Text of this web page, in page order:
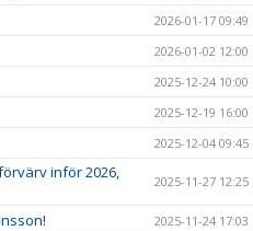
2026-01-17 09:49
2026-01-02 12:00
2025-12-24 10:00
2025-12-19 16:00
2025-12-04 09:45
inför 2026,
2025-11-27 12:25
2025-11-24 17:03